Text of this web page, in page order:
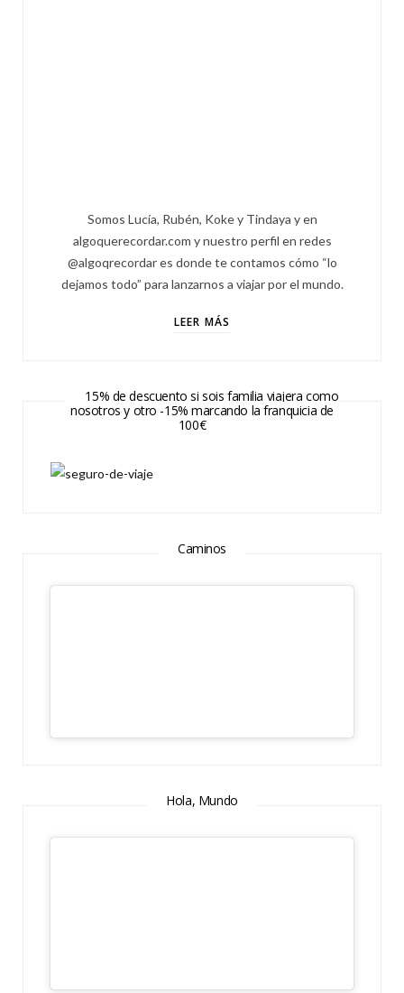
Somos Lucía, Rubén, Koke y Tindaya y en
algoquerecordar.com y nuestro perfil en redes
@algoqrecordar es donde te contamos cómo “lo
dejamos todo” para lanzarnos a viajar por el mundo.
LEER MÁS
15% de descuento si sois familia viajera como
nosotros y otro -15% marcando la franquicia de
100€
Caminos
Hola, Mundo